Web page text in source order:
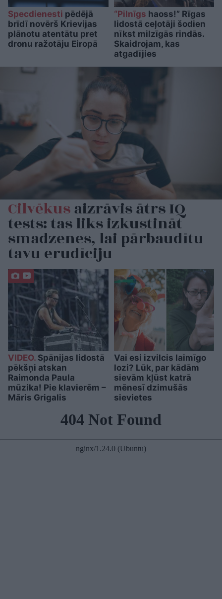
Specdienesti pēdējā
brīdī novērš Krievijas
plānotu atentātu pret
dronu ražotāju Eiropā
“Pilnīgs haoss!” Rīgas
lidostā ceļotāji šodien
nīkst milzīgās rindās.
Skaidrojam, kas
atgadījies
Cilvēkusaizrāvis ātrs IQ
tests: tas liks izkustināt
smadzenes, lai pārbaudītu
tavu erudīciju
VIDEO. Spānijas lidostā
pēkšņi atskan
Raimonda Paula
mūzika! Pie klavierēm –
Māris Grigalis
Vai esi izvilcis laimīgo
lozi? Lūk, par kādām
sievām kļūst katrā
mēnesī dzimušās
sievietes